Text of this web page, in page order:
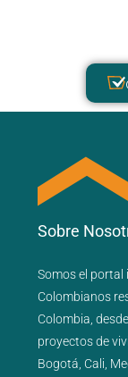
Sobre
Somos el portal
Colombianos
Colombia,
proyectos de
Bogotá Cali